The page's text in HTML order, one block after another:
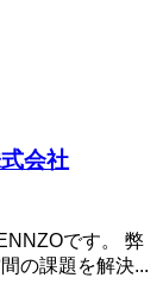
会社
です。 弊
の課題を解決...